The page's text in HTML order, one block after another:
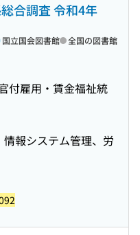
合調査 令和4年
付雇用・賃金福祉統
報システム管理、労
国立国会図書館 全国の図書館